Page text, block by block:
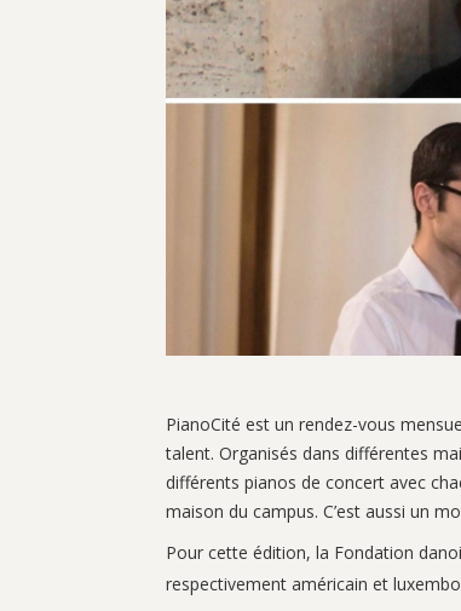
PianoCité est un rendez-vous
talent. Organisés dans différentes
différents pianos de concert avec
maison du campus. C’est aussi un
Pour cette édition, la Fondation
respectivement américain et